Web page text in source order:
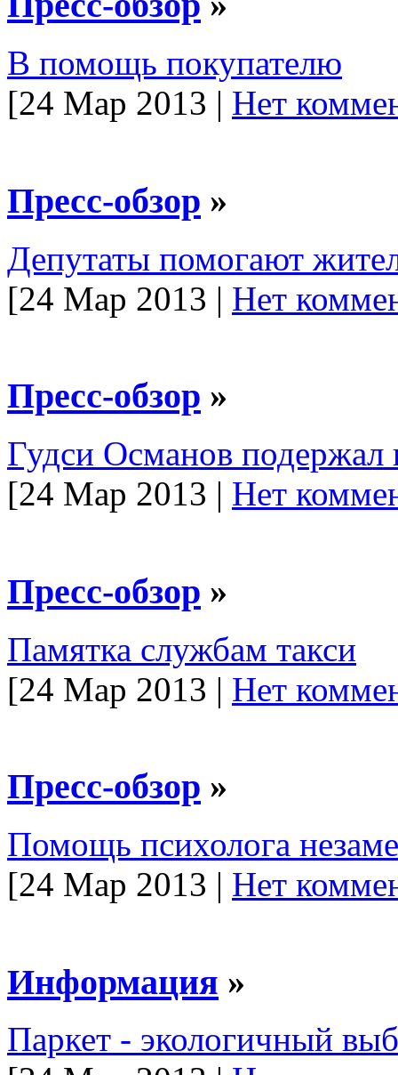
В помощь покупателю
[24 Мар 2013 | Нет
Пресс-обзор »
Депутаты помогают
[24 Мар 2013 | Нет
Пресс-обзор »
Гудси Османов подержал
[24 Мар 2013 | Нет
Пресс-обзор »
Памятка службам такси
[24 Мар 2013 | Нет
Пресс-обзор »
Помощь психолога
[24 Мар 2013 | Нет
Информация »
Паркет - экологичный